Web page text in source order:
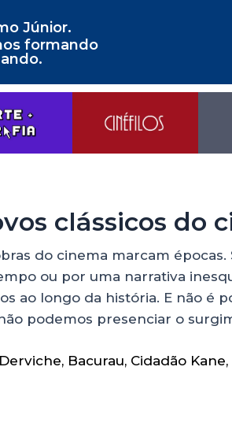
Júnior.
formando
clássicos do
do cinema marcam épocas.
ou por uma narrativa
ao longo da história. E não é
podemos presenciar o
, Bacurau, Cidadão Kane,